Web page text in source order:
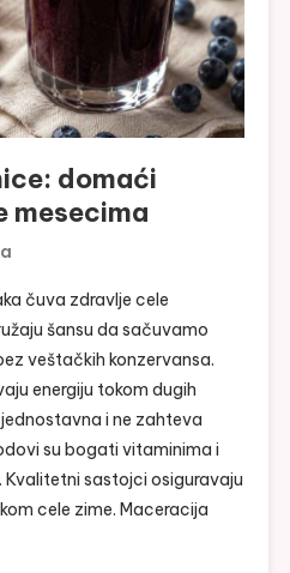
domaći
mesecima
čuva zdravlje cele
šansu da sačuvamo
veštačkih konzervansa.
energiju tokom dugih
i ne zahteva
su bogati vitaminima i
Kvalitetni sastojci osiguravaju
cele zime. Maceracija